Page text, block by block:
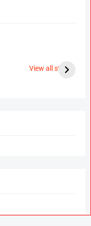
View all stories